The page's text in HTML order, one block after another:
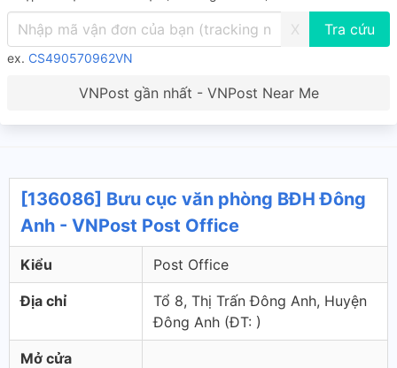
X
ex. CS490570962VN
VNPost gần nhất - VNPost Near Me
[136086] Bưu cục văn phòng BĐH Đông
Anh - VNPost Post Office
Kiểu Post Office
Địa chỉ
Tổ 8, Thị Trấn Đông Anh, Huyện
Đông Anh (ÐT: )
Mở cửa